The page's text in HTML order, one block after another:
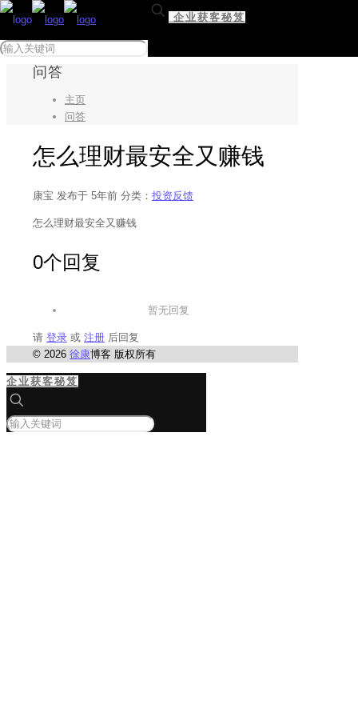
企业获客秘笈
问答
主页
问答
怎么理财最安全又赚钱
康宝 发布于 5年前 分类： 投资反馈
怎么理财最安全又赚钱
0个回复
暂无回复
请 登录 或 注册 后回复
© 2026 徐康博客 版权所有
企业获客秘笈